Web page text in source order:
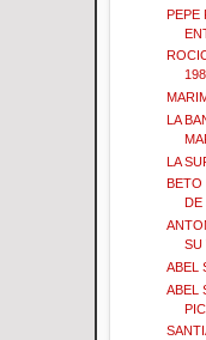
PEPE
LA
LA
SU
ABEL
ABEL